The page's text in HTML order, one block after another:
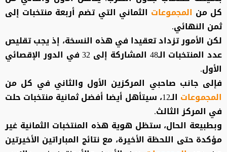
كل من المجموعات الثماني التي تضم أربعة منتخبات إلى
ثمن النهائي.
لكن الأمور تزداد تعقيدا في هذه النسخة، إذ يجب تقليص
عدد المنتخبات الـ48 المشاركة إلى 32 في الدور الإقصائي
الأول.
فإلى جانب صاحبي المركزين الأول والثاني في كل من
المجموعات
الـ12، سيتأهل أيضا أفضل ثمانية منتخبات حلت
في المركز الثالث.
وبطبيعة الحال، ستظل هوية هذه المنتخبات الثمانية غير
مؤكدة حتى اللحظة الأخيرة، مع نتائج المباراتين الأخيرتين